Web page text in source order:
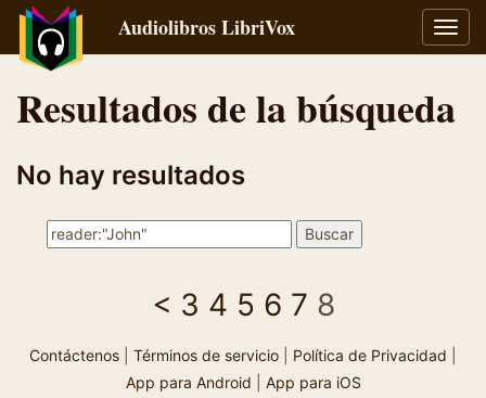
Audiolibros LibriVox
Resultados de la búsqueda
No hay resultados
< 3 4 5 6 7 8
Contáctenos Términos de servicio Política de Privacidad
App para Android
App para iOS